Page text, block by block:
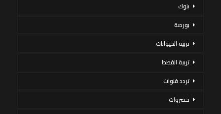
بنوك
بورصة
تربية الحيوانات
تربية القطط
تردد قنوات
خضروات